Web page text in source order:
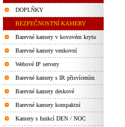
DOPLŇKY
BEZPEČNOSTNÍ KAMERY
Barevné kamery v kovovém krytu
Barevné kamery venkovní
Webové IP servery
Barevné kamery s IR přisvícením
Barevné kamery deskové
Barevné kamery kompaktní
Kamery s funkcí DEN / NOC